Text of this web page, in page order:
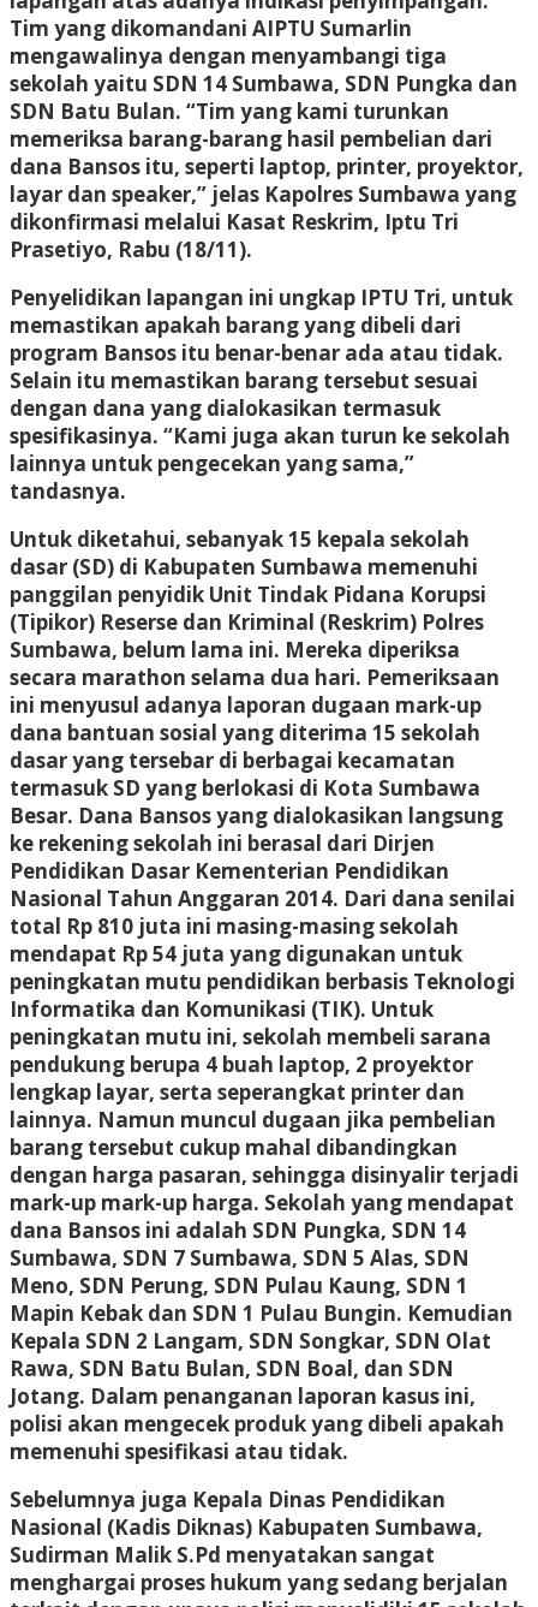
Tim yang dikomandani AIPTU Sumarlin
mengawalinya dengan menyambangi tiga
sekolah yaitu SDN 14 Sumbawa, SDN Pungka dan
SDN Batu Bulan. “Tim yang kami turunkan
memeriksa barang-barang hasil pembelian dari
dana Bansos itu, seperti laptop, printer, proyektor,
layar dan speaker,” jelas Kapolres Sumbawa yang
dikonfirmasi melalui Kasat Reskrim, Iptu Tri
Prasetiyo, Rabu (18/11).
Penyelidikan lapangan ini ungkap IPTU Tri, untuk
memastikan apakah barang yang dibeli dari
program Bansos itu benar-benar ada atau tidak.
Selain itu memastikan barang tersebut sesuai
dengan dana yang dialokasikan termasuk
spesifikasinya. “Kami juga akan turun ke sekolah
lainnya untuk pengecekan yang sama,”
tandasnya.
Untuk diketahui, sebanyak 15 kepala sekolah
dasar (SD) di Kabupaten Sumbawa memenuhi
panggilan penyidik Unit Tindak Pidana Korupsi
(Tipikor) Reserse dan Kriminal (Reskrim) Polres
Sumbawa, belum lama ini. Mereka diperiksa
secara marathon selama dua hari. Pemeriksaan
ini menyusul adanya laporan dugaan mark-up
dana bantuan sosial yang diterima 15 sekolah
dasar yang tersebar di berbagai kecamatan
termasuk SD yang berlokasi di Kota Sumbawa
Besar. Dana Bansos yang dialokasikan langsung
ke rekening sekolah ini berasal dari Dirjen
Pendidikan Dasar Kementerian Pendidikan
Nasional Tahun Anggaran 2014. Dari dana senilai
total Rp 810 juta ini masing-masing sekolah
mendapat Rp 54 juta yang digunakan untuk
peningkatan mutu pendidikan berbasis Teknologi
Informatika dan Komunikasi (TIK). Untuk
peningkatan mutu ini, sekolah membeli sarana
pendukung berupa 4 buah laptop, 2 proyektor
lengkap layar, serta seperangkat printer dan
lainnya. Namun muncul dugaan jika pembelian
barang tersebut cukup mahal dibandingkan
dengan harga pasaran, sehingga disinyalir terjadi
mark-up mark-up harga. Sekolah yang mendapat
dana Bansos ini adalah SDN Pungka, SDN 14
Sumbawa, SDN 7 Sumbawa, SDN 5 Alas, SDN
Meno, SDN Perung, SDN Pulau Kaung, SDN 1
Mapin Kebak dan SDN 1 Pulau Bungin. Kemudian
Kepala SDN 2 Langam, SDN Songkar, SDN Olat
Rawa, SDN Batu Bulan, SDN Boal, dan SDN
Jotang. Dalam penanganan laporan kasus ini,
polisi akan mengecek produk yang dibeli apakah
memenuhi spesifikasi atau tidak.
Sebelumnya juga Kepala Dinas Pendidikan
Nasional (Kadis Diknas) Kabupaten Sumbawa,
Sudirman Malik S.Pd menyatakan sangat
menghargai proses hukum yang sedang berjalan